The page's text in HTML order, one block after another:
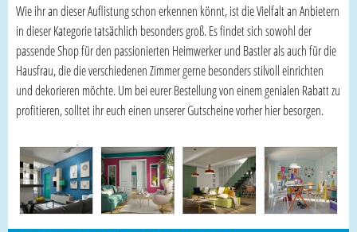
Wie ihr an dieser Auflistung schon erkennen könnt, ist die Vielfalt an Anbietern
in dieser Kategorie tatsächlich besonders groß. Es findet sich sowohl der
passende Shop für den passionierten Heimwerker und Bastler als auch für die
Hausfrau, die die verschiedenen Zimmer gerne besonders stilvoll einrichten
und dekorieren möchte. Um bei eurer Bestellung von einem genialen Rabatt zu
profitieren, solltet ihr euch einen unserer Gutscheine vorher hier besorgen.